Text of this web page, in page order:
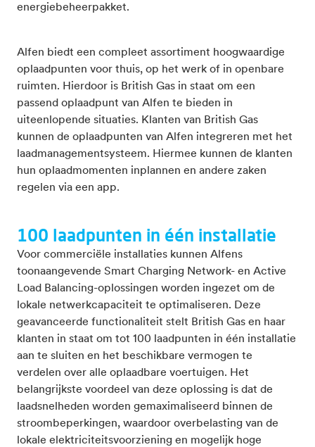
energiebeheerpakket.
Alfen biedt een compleet assortiment hoogwaardige
oplaadpunten voor thuis, op het werk of in openbare
ruimten. Hierdoor is British Gas in staat om een
passend oplaadpunt van Alfen te bieden in
uiteenlopende situaties. Klanten van British Gas
kunnen de oplaadpunten van Alfen integreren met het
laadmanagementsysteem. Hiermee kunnen de klanten
hun oplaadmomenten inplannen en andere zaken
regelen via een app.
100 laadpunten in één installatie
Voor commerciële installaties kunnen Alfens
toonaangevende Smart Charging Network- en Active
Load Balancing-oplossingen worden ingezet om de
lokale netwerkcapaciteit te optimaliseren. Deze
geavanceerde functionaliteit stelt British Gas en haar
klanten in staat om tot 100 laadpunten in één installatie
aan te sluiten en het beschikbare vermogen te
verdelen over alle oplaadbare voertuigen. Het
belangrijkste voordeel van deze oplossing is dat de
laadsnelheden worden gemaximaliseerd binnen de
stroombeperkingen, waardoor overbelasting van de
lokale elektriciteitsvoorziening en mogelijk hoge